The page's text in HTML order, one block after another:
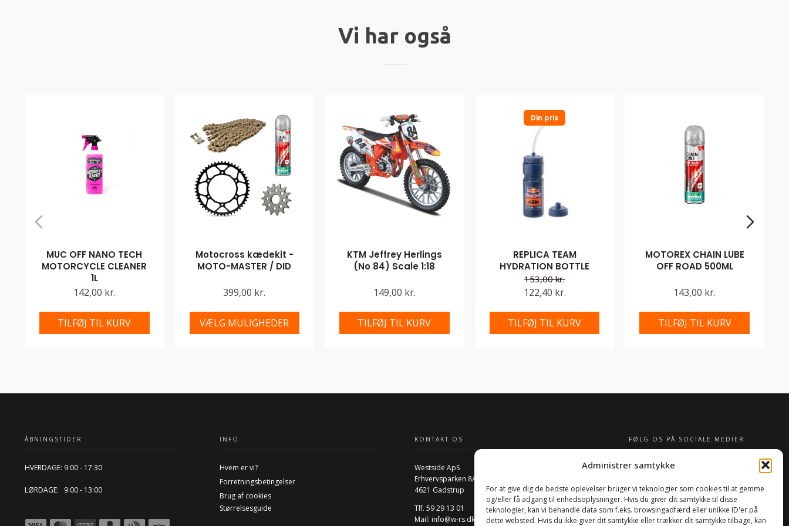
Administrer samtykke
For at give dig de bedste oplevelser bruger vi teknologier som cookies til at gemme
og/eller få adgang til enhedsoplysninger. Hvis du giver dit samtykke til disse
teknologier, kan vi behandle data som f.eks. browsingadfærd eller unikke ID'er på
dette websted. Hvis du ikke giver dit samtykke eller trækker dit samtykke tilbage, kan
Vi har også
MUC OFF NANO TECH
MOTORCYCLE CLEANER
1L
142,00 kr.
TILFØJ TIL KURV
Motocross kædekit -
MOTO-MASTER / DID
399,00 kr.
VÆLG MULIGHEDER
KTM Jeffrey Herlings
(No 84) Scale 1:18
149,00 kr.
TILFØJ TIL KURV
Din pris
REPLICA TEAM
HYDRATION BOTTLE
153,00 kr.
122,40 kr.
TILFØJ TIL KURV
MOTOREX CHAIN LUBE
OFF ROAD 500ML
143,00 kr.
TILFØJ TIL KURV
ÅBNINGSTIDER
HVERDAGE: 9:00 - 17:30
LØRDAGE: 9:00 - 13:00
INFO
Hvem er vi?
Forretningsbetingelser
Brug af cookies
Størrelsesguide
KONTAKT OS
Westside ApS
Erhvervsparken 8A
4621 Gadstrup
Tlf. 59 29 13 01
Mail: info@w-rs.dk
FØLG OS PÅ SOCIALE MEDIER